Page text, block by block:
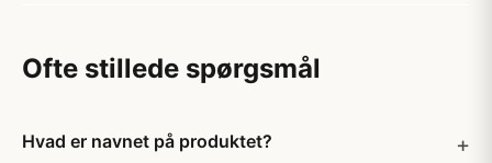
Ofte stillede spørgsmål
Hvad er navnet på produktet?